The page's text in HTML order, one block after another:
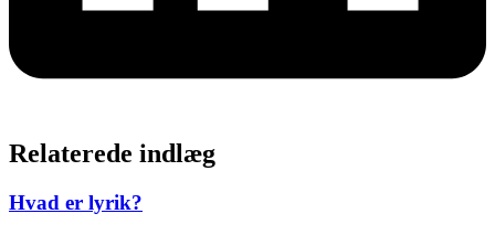
Relaterede indlæg
Hvad er lyrik?